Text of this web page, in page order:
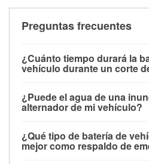
Preguntas frecuentes
¿Cuánto tiempo durará la
vehículo durante un corte
alimentar pequeños
limitado, pero el uso repetido
contar con un equipo de
cortes prolongados.
¿Puede el agua de una
alternador de mi vehículo?
parte baja del compartimento
dañarse si se sumergen, lo
¿Qué tipo de batería de
mejor como respaldo de